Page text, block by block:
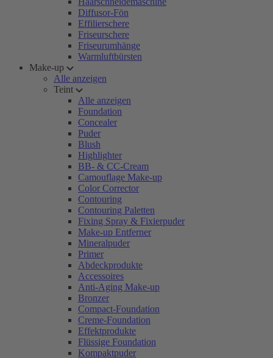
Diffusor-Fön
Effilierschere
Friseurschere
Friseurumhänge
Warmluftbürsten
Make-up
Alle anzeigen
Teint
Alle anzeigen
Foundation
Concealer
Puder
Blush
Highlighter
BB- & CC-Cream
Camouflage Make-up
Color Corrector
Contouring
Contouring Paletten
Fixing Spray & Fixierpuder
Make-up Entferner
Mineralpuder
Primer
Abdeckprodukte
Accessoires
Anti-Aging Make-up
Bronzer
Compact-Foundation
Creme-Foundation
Effektprodukte
Flüssige Foundation
Kompaktpuder